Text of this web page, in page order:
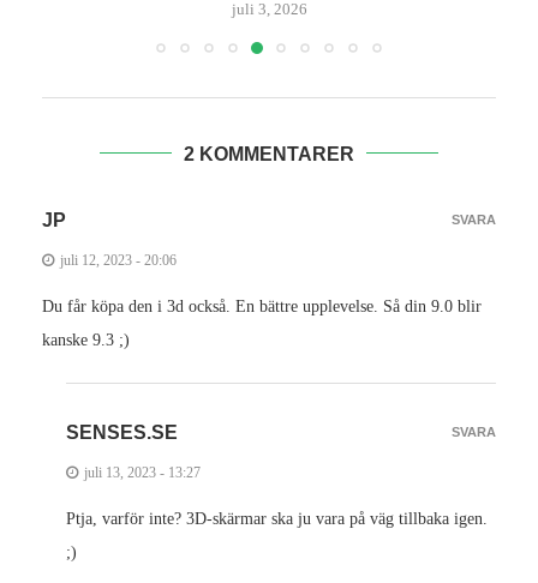
juli 3, 2026
2 KOMMENTARER
JP
juli 12, 2023 - 20:06
Du får köpa den i 3d också. En bättre upplevelse. Så din 9.0 blir
kanske 9.3 ;)
SVARA
SENSES.SE
juli 13, 2023 - 13:27
Ptja, varför inte? 3D-skärmar ska ju vara på väg tillbaka igen.
;)
SVARA